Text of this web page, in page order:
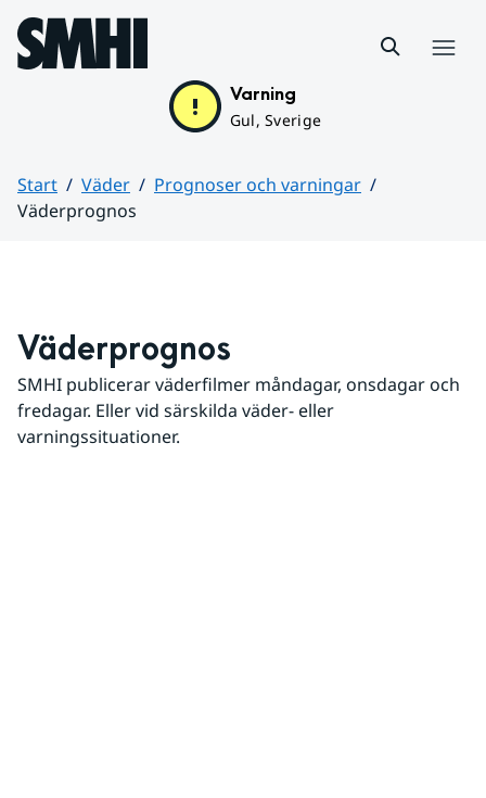
Hoppa till sidans innehåll
Varning
Gul, Sverige
Start Väder
Prognoser och varningar
Väderprognos
Väderprognos
SMHI publicerar väderfilmer måndagar, onsdagar och
fredagar. Eller vid särskilda väder- eller
varningssituationer.